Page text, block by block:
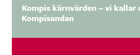
Kompis kärnvärden – vi kallar
Kompisandan